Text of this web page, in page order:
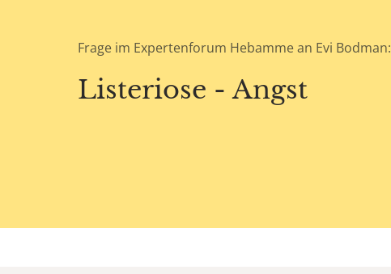
Frage im Expertenforum Hebamme an Evi Bodman:
Listeriose - Angst